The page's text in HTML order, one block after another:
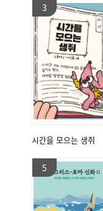
3
시간을 모으는 생쥐
5